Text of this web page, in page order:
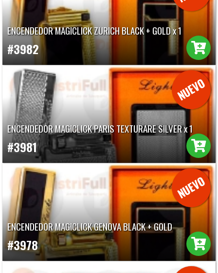
ENCENDEDOR MAGICLICK ZURICH BLACK + GOLD x 1
#3982
ENCENDEDOR MAGICLICK PARIS TEXTURARE SILVER x 1
#3981
ENCENDEDOR MAGICLICK GENOVA BLACK + GOLD
#3978